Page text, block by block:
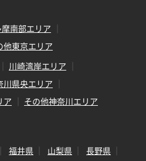
摩南部エリア
他東京エリア
川崎湾岸エリア
川県央エリア
ア その他神奈川エリア
福井県 山梨県
長野県